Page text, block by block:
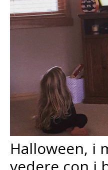
Halloween, i